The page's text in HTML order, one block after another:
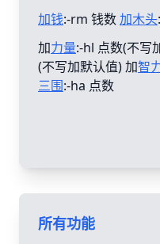
加钱:-rm 钱数加木头
加力量:-hl 点数(不写
(不写加默认值) 加智
三围:-ha 点数
所有功能